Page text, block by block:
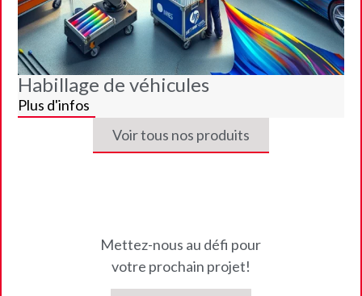
Habillage de véhicules
Plus d'infos
Voir tous nos produits
Mettez-nous au défi pour
votre prochain projet!